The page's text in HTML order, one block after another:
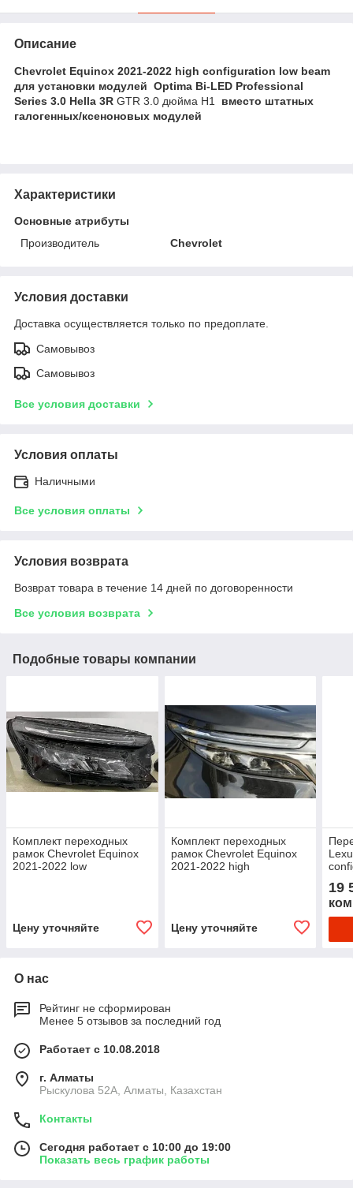
Описание
Chevrolet Equinox 2021-2022 high configuration low beam
для установки модулей Optima Bi-LED Professional
Series 3.0 Hella 3R GTR 3.0 дюйма H1
вместо штатных
галогенных/ксеноновых модулей
Характеристики
Основные атрибуты
Производитель
Chevrolet
Условия доставки
Доставка осуществляется только по предоплате.
Самовывоз
Самовывоз
Все условия доставки
Условия оплаты
Наличными
Все условия оплаты
Условия возврата
Возврат товара в течение 14 дней по договоренности
Все условия возврата
Подобные товары компании
Комплект переходных
рамок Chevrolet Equinox
2021-2022 low
Цену уточняйте
Комплект переходных
рамок Chevrolet Equinox
2021-2022 high
Цену уточняйте
19
О нас
Рейтинг не сформирован
Менее 5 отзывов за последний год
Работает с 10.08.2018
г. Алматы
Рыскулова 52А, Алматы, Казахстан
Контакты
Сегодня работает с 10:00 до 19:00
Показать весь график работы